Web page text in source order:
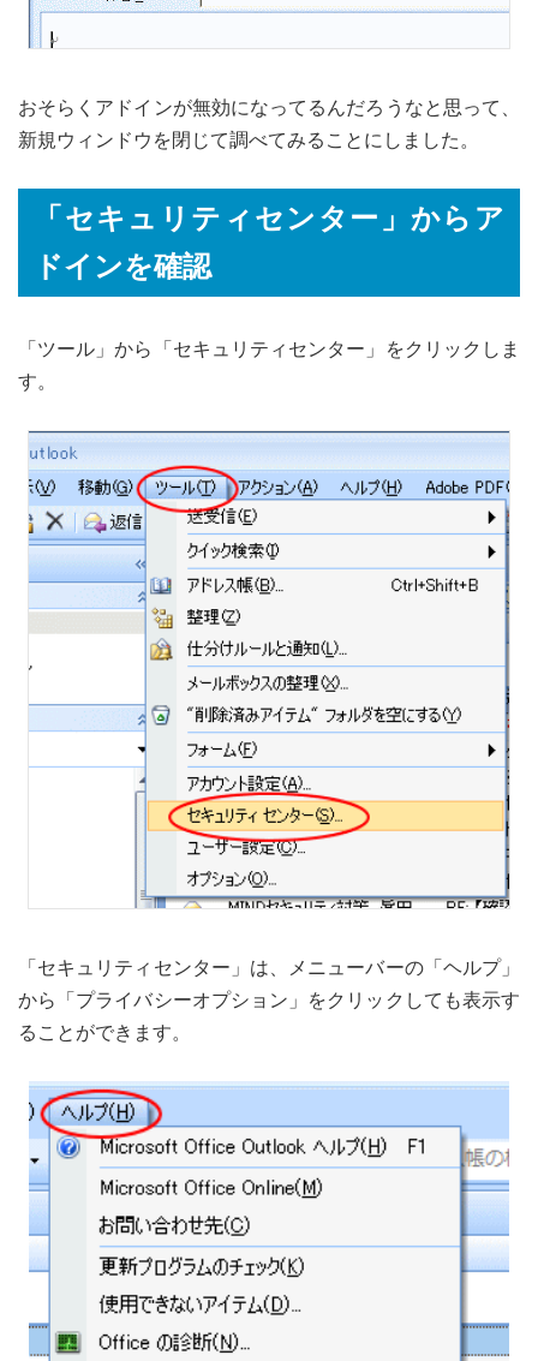
おそらくアドインが無効になってるんだろうなと思って、
新規ウィンドウを閉じて調べてみることにしました。
「セキュリティセンター」からア
ドインを確認
「ツール」から「セキュリティセンター」をクリックしま
す。
「セキュリティセンター」は、メニューバーの「ヘルプ」
から「プライバシーオプション」をクリックしても表示す
ることができます。